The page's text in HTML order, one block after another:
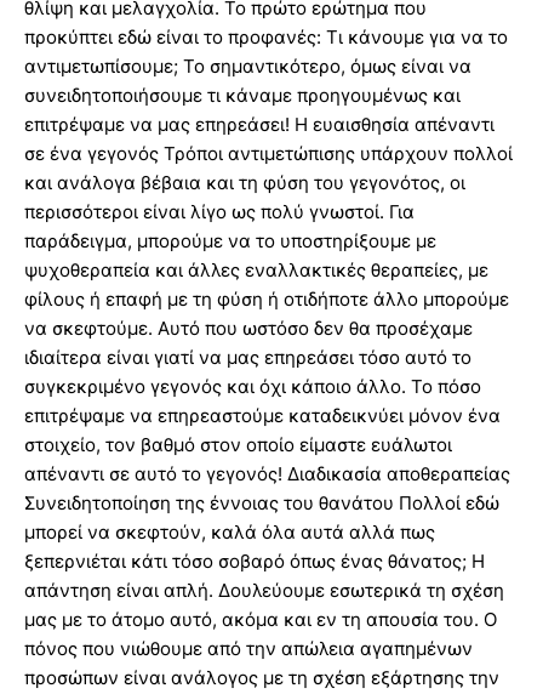
θλίψη και μελαγχολία. Το πρώτο ερώτημα που
προκύπτει εδώ είναι το προφανές: Τι κάνουμε για να το
αντιμετωπίσουμε; Το σημαντικότερο, όμως είναι να
συνειδητοποιήσουμε τι κάναμε προηγουμένως και
επιτρέψαμε να μας επηρεάσει! Η ευαισθησία απέναντι
σε ένα γεγονός Τρόποι αντιμετώπισης υπάρχουν πολλοί
και ανάλογα βέβαια και τη φύση του γεγονότος, οι
περισσότεροι είναι λίγο ως πολύ γνωστοί. Για
παράδειγμα, μπορούμε να το υποστηρίξουμε με
ψυχοθεραπεία και άλλες εναλλακτικές θεραπείες, με
φίλους ή επαφή με τη φύση ή οτιδήποτε άλλο μπορούμε
να σκεφτούμε. Αυτό που ωστόσο δεν θα προσέχαμε
ιδιαίτερα είναι γιατί να μας επηρεάσει τόσο αυτό το
συγκεκριμένο γεγονός και όχι κάποιο άλλο. Το πόσο
επιτρέψαμε να επηρεαστούμε καταδεικνύει μόνον ένα
στοιχείο, τον βαθμό στον οποίο είμαστε ευάλωτοι
απέναντι σε αυτό το γεγονός! Διαδικασία αποθεραπείας
Συνειδητοποίηση της έννοιας του θανάτου Πολλοί εδώ
μπορεί να σκεφτούν, καλά όλα αυτά αλλά πως
ξεπερνιέται κάτι τόσο σοβαρό όπως ένας θάνατος; Η
απάντηση είναι απλή. Δουλεύουμε εσωτερικά τη σχέση
μας με το άτομο αυτό, ακόμα και εν τη απουσία του. Ο
πόνος που νιώθουμε από την απώλεια αγαπημένων
προσώπων είναι ανάλογος με τη σχέση εξάρτησης την